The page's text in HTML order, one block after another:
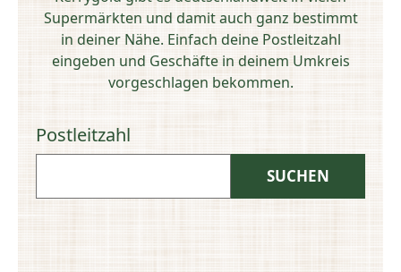
Supermärkten und damit auch ganz bestimmt
in deiner Nähe. Einfach deine Postleitzahl
eingeben und Geschäfte in deinem Umkreis
vorgeschlagen bekommen.
Postleitzahl